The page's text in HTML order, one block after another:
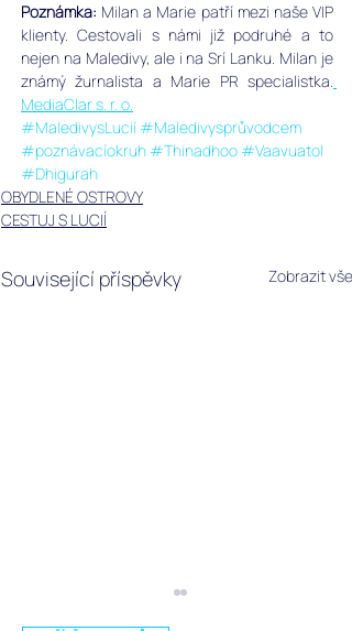
Poznámka: Milan a Marie patří mezi naše VIP
klienty. Cestovali s námi již podruhé a to
nejen na Maledivy, ale i na Srí Lanku. Milan je
známý žurnalista a Marie PR specialistka.
MediaClar s. r. o.
#MaledivysLucií #Maledivysprůvodcem
#poznávacíokruh #Thinadhoo #Vaavuatol
#Dhigurah
OBYDLENÉ OSTROVY
CESTUJ S LUCIÍ
Související příspěvky Zobrazit vše